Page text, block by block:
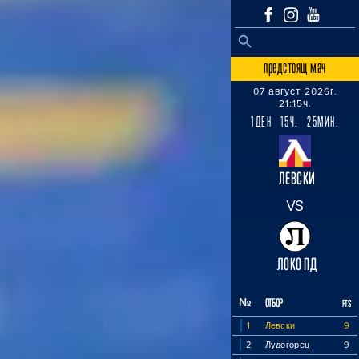
Search
SEARCH BUTTON
предстоящ мач
07 август 2026г.
21:15ч.
1ДЕН 15Ч. 25МИН.
ЛЕВСКИ
VS
ЛОКО ПД
№ ОТБОР PTS
1 Левски
9
2
Лудогорец
9